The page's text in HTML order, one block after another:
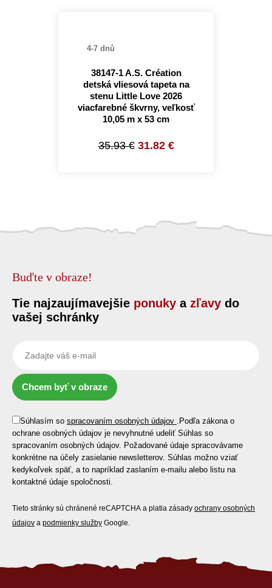
4-7 dnů
38147-1 A.S. Création
detská vliesová tapeta na
stenu Little Love 2026
viacfarebné škvrny, veľkosť
10,05 m x 53 cm
35.93 € 31.82 €
Buďte v obraze!
Tie najzaujímavejšie ponuky a zľavy do
vašej schránky
Chcem byť v obraze
Súhlasím so spracovaním osobných údajov . Podľa zákona o
ochrane osobných údajov je nevyhnutné udeliť Súhlas so
spracovaním osobných údajov. Požadované údaje spracovávame
konkrétne na účely zasielanie newsletterov. Súhlas možno vziať
kedykoľvek späť, a to napríklad zaslaním e-mailu alebo listu na
kontaktné údaje spoločnosti.
Tieto stránky sú chránené reCAPTCHA a platia zásady ochrany osobných
údajov a podmienky služby Google.